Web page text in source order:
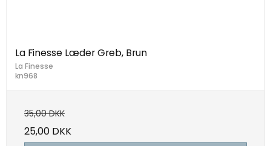
La Finesse Læder Greb, Brun
La Finesse
kn968
35,00 DKK
25,00 DKK